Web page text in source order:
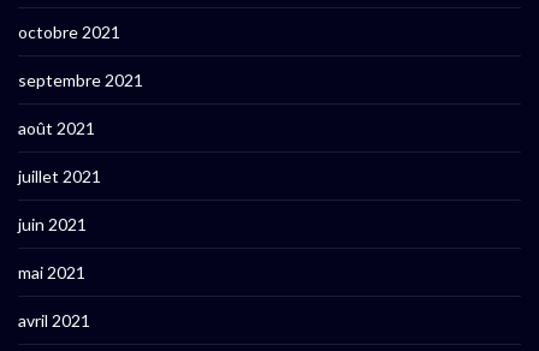
octobre 2021
septembre 2021
août 2021
juillet 2021
juin 2021
mai 2021
avril 2021